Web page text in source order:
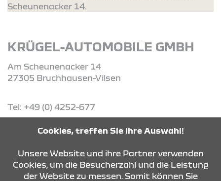
Scheunenacker 14.
KRÜGEL-AUTOMOBILE GMBH
Am Scheunenacker 14
27305 Bruchhausen-Vilsen
Tel: +49 (0) 4252-677
ANFRAGE SENDEN
Cookies, treffen Sie Ihre Auswahl!
Unsere Website und ihre Partner verwenden
Cookies, um die Besucherzahl und die Leistung
der Website zu messen. Somit können Sie